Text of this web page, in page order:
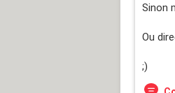
Sinon
Ou
;)